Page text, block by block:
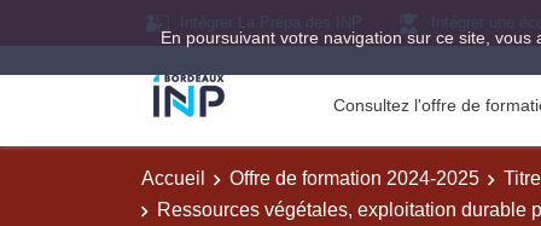
En poursuivant votre navigation sur ce site,
Consultez l'offre de
Accueil Offre de formation 2024-2025
Ressources végétales, exploitation durable